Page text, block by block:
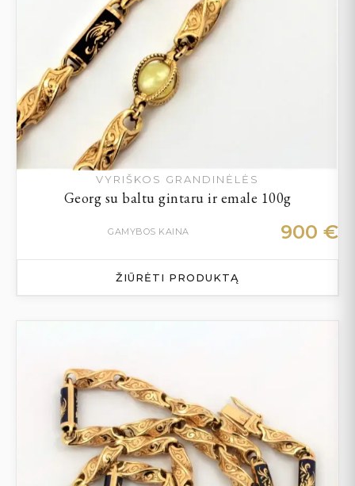
VYRIŠKOS GRANDINĖLĖS
Georg su baltu gintaru ir emale 100g
GAMYBOS KAINA 900 €
ŽIŪRĖTI PRODUKTĄ